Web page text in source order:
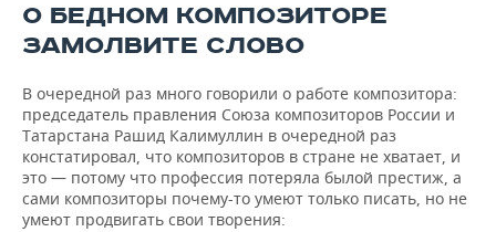
О БЕДНОМ КОМПОЗИТОРЕ
ЗАМОЛВИТЕ СЛОВО
В очередной раз много говорили о работе композитора:
председатель правления Союза композиторов России и
Татарстана Рашид Калимуллин в очередной раз
констатировал, что композиторов в стране не хватает, и
это — потому что профессия потеряла былой престиж, а
сами композиторы почему-то умеют только писать, но не
умеют продвигать свои творения: